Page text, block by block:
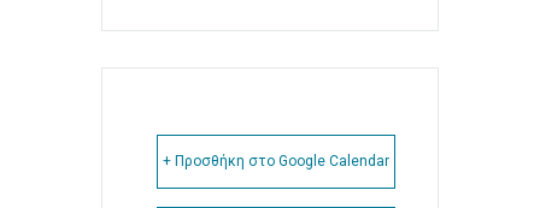
+ Προσθήκη στο Google Calendar